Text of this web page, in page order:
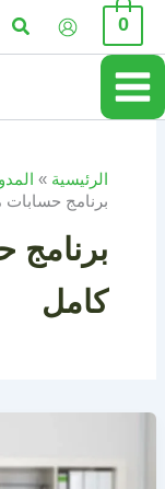
تخطي
المحتوى
0
الرئيسية
برنامج
برنامج
كامل